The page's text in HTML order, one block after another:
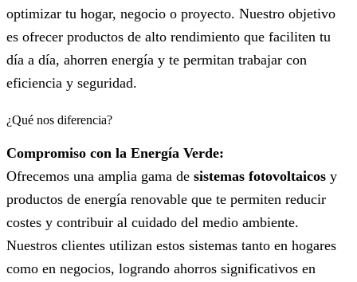
optimizar tu hogar, negocio o proyecto. Nuestro objetivo
es ofrecer productos de alto rendimiento que faciliten tu
día a día, ahorren energía y te permitan trabajar con
eficiencia y seguridad.
¿Qué nos diferencia?
Compromiso con la Energía Verde:
Ofrecemos una amplia gama de sistemas fotovoltaicos y
productos de energía renovable que te permiten reducir
costes y contribuir al cuidado del medio ambiente.
Nuestros clientes utilizan estos sistemas tanto en hogares
como en negocios, logrando ahorros significativos en